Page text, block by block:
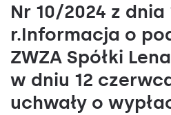
Nr 10/2024 z dnia
r.Informacja o
ZWZA Spółki
w dniu 12
uchwały o